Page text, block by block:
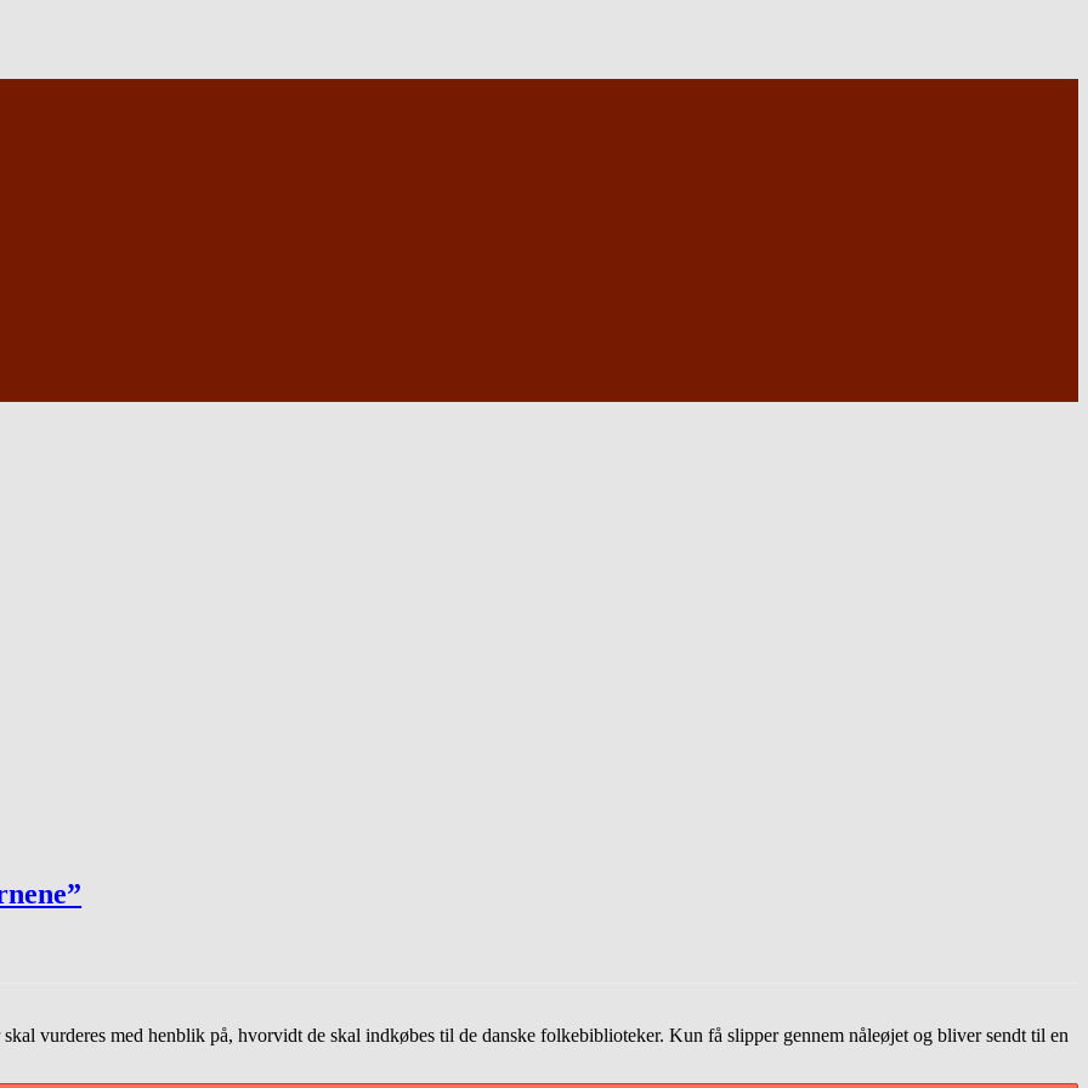
vurderes med henblik på, hvorvidt de skal indkøbes til de danske folkebiblioteker. Kun få slipper gennem nåleøjet og bliver sendt til en